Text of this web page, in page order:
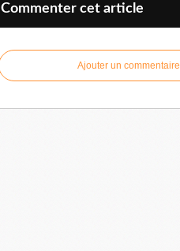
Commenter cet article
Ajouter un commentaire